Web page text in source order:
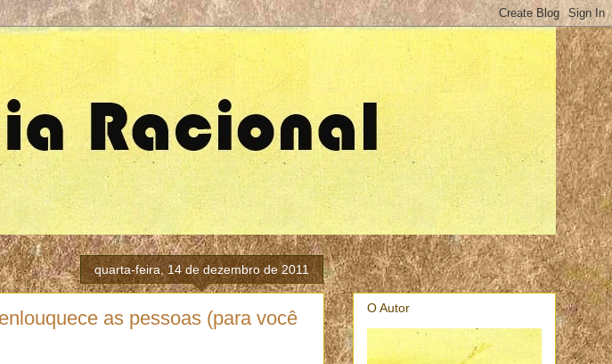
quarta-feira, 14 de dezembro de 2011
as pessoas (para você
O Autor